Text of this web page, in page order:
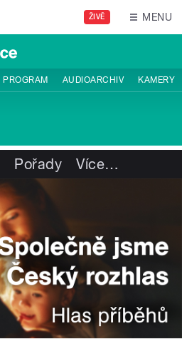
ŽIVĚ MENU
PROGRAM AUDIOARCHIV KAMERY
Pořady Více…